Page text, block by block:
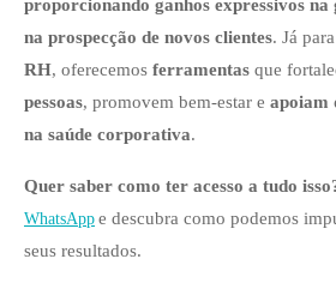
proporcionando ganhos expressivos na
na prospecção de novos clientes. Já
RH, oferecemos ferramentas que
pessoas, promovem bem-estar e apoiam
na saúde corporativa.
Quer saber como ter acesso a tudo
WhatsApp e descubra como podemos
seus resultados.